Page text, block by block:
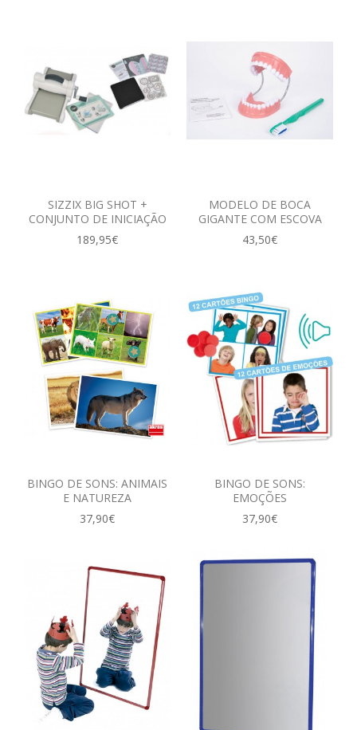
SIZZIX BIG SHOT +
CONJUNTO DE INICIAÇÃO
189,95€
MODELO DE BOCA
GIGANTE COM ESCOVA
43,50€
BINGO DE SONS: ANIMAIS
E NATUREZA
37,90€
BINGO DE SONS:
EMOÇÕES
37,90€